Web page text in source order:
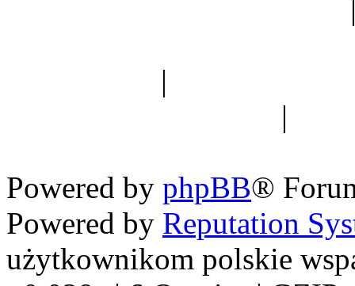
|
|
Powered by phpBB®
Powered by Reputation
użytkownikom polskie